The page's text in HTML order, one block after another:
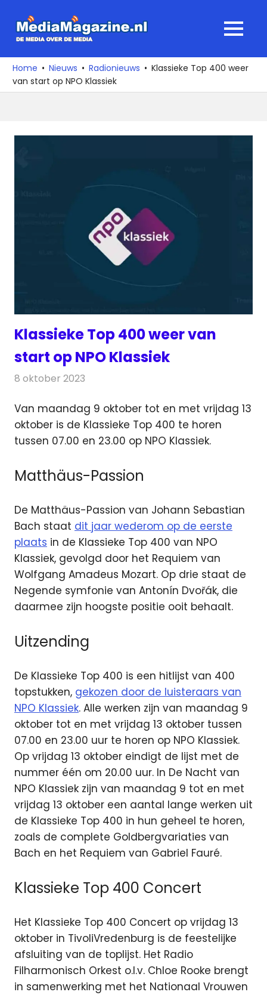
naar
media
over
de
MENU
Home Nieuws Radionieuws
Klassieke Top 400 weer
van start op NPO Klassiek
Klassieke Top 400 weer van
start op NPO Klassiek
8 oktober 2023
Van maandag 9 oktober tot en met vrijdag 13
oktober is de Klassieke Top 400 te horen
tussen 07.00 en 23.00 op NPO Klassiek.
Matthäus-Passion
De Matthäus-Passion van Johann Sebastian
Bach staat dit jaar wederom op de eerste
plaats in de Klassieke Top 400 van NPO
Klassiek, gevolgd door het Requiem van
Wolfgang Amadeus Mozart. Op drie staat de
Negende symfonie van Antonín Dvořák, die
daarmee zijn hoogste positie ooit behaalt.
Uitzending
De Klassieke Top 400 is een hitlijst van 400
topstukken, gekozen door de luisteraars van
NPO Klassiek. Alle werken zijn van maandag 9
oktober tot en met vrijdag 13 oktober tussen
07.00 en 23.00 uur te horen op NPO Klassiek.
Op vrijdag 13 oktober eindigt de lijst met de
nummer één om 20.00 uur. In De Nacht van
NPO Klassiek zijn van maandag 9 tot en met
vrijdag 13 oktober een aantal lange werken uit
de Klassieke Top 400 in hun geheel te horen,
zoals de complete Goldbergvariaties van
Bach en het Requiem van Gabriel Fauré.
Klassieke Top 400 Concert
Het Klassieke Top 400 Concert op vrijdag 13
oktober in TivoliVredenburg is de feestelijke
afsluiting van de toplijst. Het Radio
Filharmonisch Orkest o.l.v. Chloe Rooke brengt
in samenwerking met het Nationaal Vrouwen